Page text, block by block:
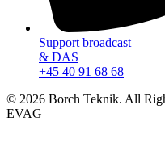
Support broadcast
& DAS
+45 40 91 68 68
© 2026 Borch Teknik. All
EVAG